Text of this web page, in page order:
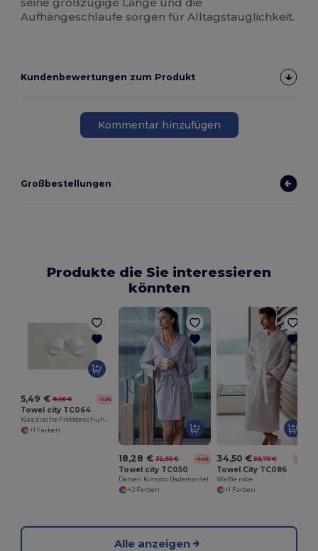
Aufhängeschlaufe sorgen für Alltagstauglichkeit.
Kundenbewertungen zum Produkt
Kommentar hinzufügen
Großbestellungen
Produkte die Sie interessieren
könnten
5,49 € 8,05 € -32%
Towel city TC064
Klassische Frottéeschuhe (offene Zehe)
+1 Farben
18,28 € 32,55 € -44%
Towel city TC050
Damen Kimono Bademantel
+2 Farben
34,50 € 58,75 € -41%
Towel City TC086
Waffle robe
+1 Farben
Alle anzeigen